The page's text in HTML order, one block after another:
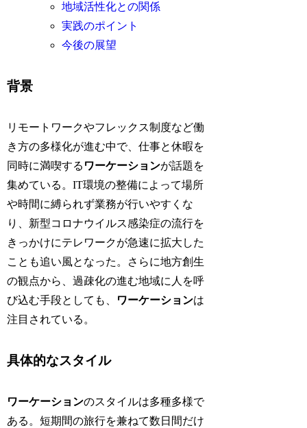
地域活性化との関係
実践のポイント
今後の展望
背景
リモートワークやフレックス制度など働
き方の多様化が進む中で、仕事と休暇を
同時に満喫する ワーケーションが話題を
集めている。IT環境の整備によって場所
や時間に縛られず業務が行いやすくな
り、新型コロナウイルス感染症の流行を
きっかけにテレワークが急速に拡大した
ことも追い風となった。さらに地方創生
の観点から、過疎化の進む地域に人を呼
び込む手段としても、
ワーケーションは
注目されている。
具体的なスタイル
ワーケーションのスタイルは多種多様で
ある。短期間の旅行を兼ねて数日間だけ